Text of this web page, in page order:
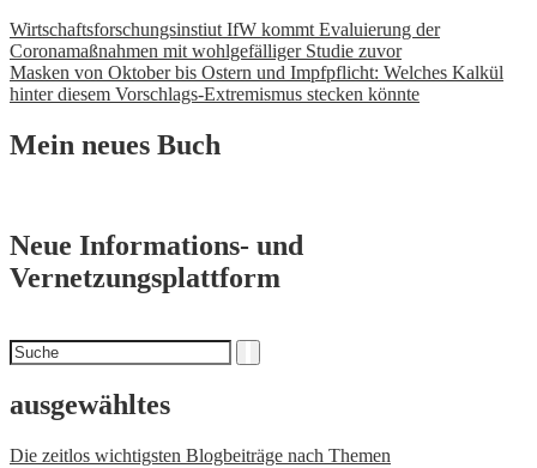
Beitrags-
Navigation
Wirtschaftsforschungsinstiut IfW kommt Evaluierung der
Coronamaßnahmen mit wohlgefälliger Studie zuvor
Masken von Oktober bis Ostern und Impfpflicht: Welches Kalkül
hinter diesem Vorschlags-Extremismus stecken könnte
Mein neues Buch
Neue Informations- und
Vernetzungsplattform
Suchen
nach
ausgewähltes
Die zeitlos wichtigsten Blogbeiträge nach Themen